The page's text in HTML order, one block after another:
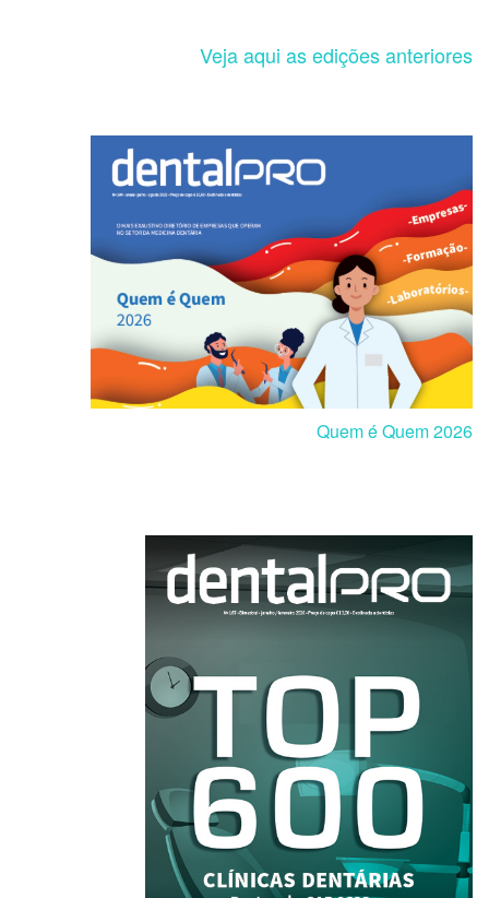
Veja aqui as edições anteriores
Quem é Quem 2026